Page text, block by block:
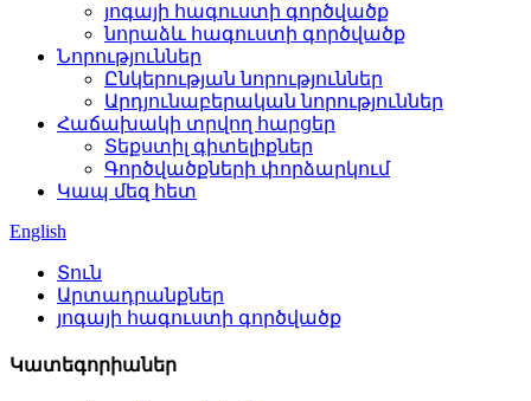
յոգայի հագուստի գործվածք
նորաձև հագուստի գործվածք
Նորություններ
Ընկերության նորություններ
Արդյունաբերական նորություններ
Հաճախակի տրվող հարցեր
Տեքստիլ գիտելիքներ
Գործվածքների փորձարկում
Կապ մեզ հետ
English
Տուն
Արտադրանքներ
յոգայի հագուստի գործվածք
Կատեգորիաներ